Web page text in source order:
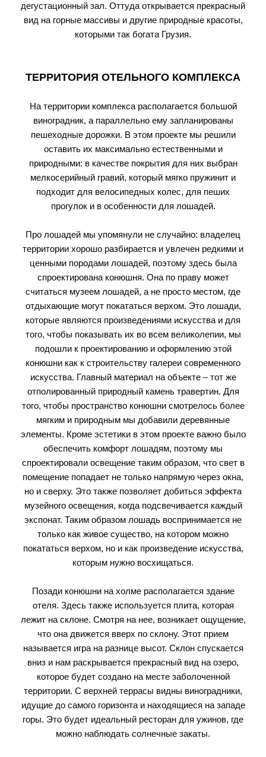
дегустационный зал. Оттуда открывается прекрасный
вид на горные массивы и другие природные красоты,
которыми так богата Грузия.
ТЕРРИТОРИЯ ОТЕЛЬНОГО КОМПЛЕКСА
На территории комплекса располагается большой
виноградник, а параллельно ему запланированы
пешеходные дорожки. В этом проекте мы решили
оставить их максимально естественными и
природными: в качестве покрытия для них выбран
мелкосерийный гравий, который мягко пружинит и
подходит для велосипедных колес, для пеших
прогулок и в особенности для лошадей.
Про лошадей мы упомянули не случайно: владелец
территории хорошо разбирается и увлечен редкими и
ценными породами лошадей, поэтому здесь была
спроектирована конюшня. Она по праву может
считаться музеем лошадей, а не просто местом, где
отдыхающие могут покататься верхом. Это лошади,
которые являются произведениями искусства и для
того, чтобы показывать их во всем великолепии, мы
подошли к проектированию и оформлению этой
конюшни как к строительству галереи современного
искусства. Главный материал на объекте – тот же
отполированный природный камень травертин. Для
того, чтобы пространство конюшни смотрелось более
мягким и природным мы добавили деревянные
элементы. Кроме эстетики в этом проекте важно было
обеспечить комфорт лошадям, поэтому мы
спроектировали освещение таким образом, что свет в
помещение попадает не только напрямую через окна,
но и сверху. Это также позволяет добиться эффекта
музейного освещения, когда подсвечивается каждый
экспонат. Таким образом лошадь воспринимается не
только как живое существо, на котором можно
покататься верхом, но и как произведение искусства,
которым нужно восхищаться.
Позади конюшни на холме располагается здание
отеля. Здесь также используется плита, которая
лежит на склоне. Смотря на нее, возникает ощущение,
что она движется вверх по склону. Этот прием
называется игра на разнице высот. Склон спускается
вниз и нам раскрывается прекрасный вид на озеро,
которое будет создано на месте заболоченной
территории. С верхней террасы видны виноградники,
идущие до самого горизонта и находящиеся на западе
горы. Это будет идеальный ресторан для ужинов, где
можно наблюдать солнечные закаты.